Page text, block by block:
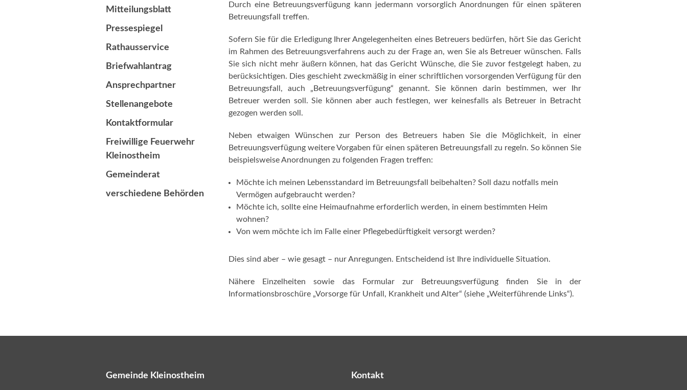
Mitteilungsblatt
Pressespiegel
Rathausservice
Briefwahlantrag
Ansprechpartner
Stellenangebote
Kontaktformular
Freiwillige Feuerwehr
Kleinostheim
Gemeinderat
verschiedene Behörden
Durch eine Betreuungsverfügung kann jedermann vorsorglich Anordnungen für einen späteren
Betreuungsfall treffen.
Sofern Sie für die Erledigung Ihrer Angelegenheiten eines Betreuers bedürfen, hört Sie das Gericht
im Rahmen des Betreuungsverfahrens auch zu der Frage an, wen Sie als Betreuer wünschen. Falls
Sie sich nicht mehr äußern können, hat das Gericht Wünsche, die Sie zuvor festgelegt haben, zu
berücksichtigen. Dies geschieht zweckmäßig in einer schriftlichen vorsorgenden Verfügung für den
Betreuungsfall, auch „Betreuungsverfügung“ genannt. Sie können darin bestimmen, wer Ihr
Betreuer werden soll. Sie können aber auch festlegen, wer keinesfalls als Betreuer in Betracht
gezogen werden soll.
Neben etwaigen Wünschen zur Person des Betreuers haben Sie die Möglichkeit, in einer
Betreuungsverfügung weitere Vorgaben für einen späteren Betreuungsfall zu regeln. So können Sie
beispielsweise Anordnungen zu folgenden Fragen treffen:
Möchte ich meinen Lebensstandard im Betreuungsfall beibehalten? Soll dazu notfalls mein
Vermögen aufgebraucht werden?
Möchte ich, sollte eine Heimaufnahme erforderlich werden, in einem bestimmten Heim
wohnen?
Von wem möchte ich im Falle einer Pflegebedürftigkeit versorgt werden?
Dies sind aber – wie gesagt – nur Anregungen. Entscheidend ist Ihre individuelle Situation.
Nähere Einzelheiten sowie das Formular zur Betreuungsverfügung finden Sie in der
Informationsbroschüre „Vorsorge für Unfall, Krankheit und Alter“ (siehe „Weiterführende Links“).
Gemeinde Kleinostheim Kontakt